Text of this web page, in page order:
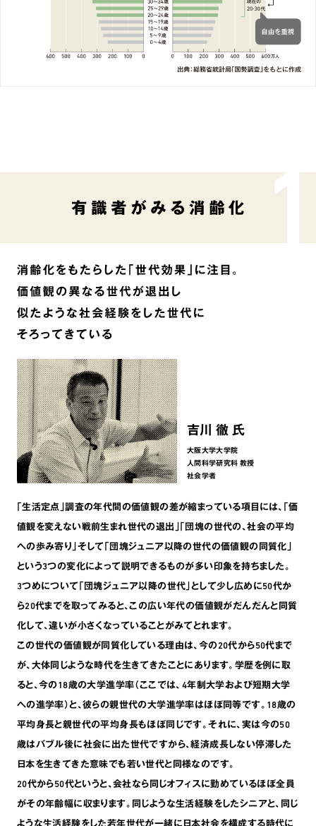
吉川 徹 氏
大阪大学大学院
人間科学研究科 教授
社会学者
｢生活定点｣調査の年代間の価値観の差が縮まっている項目には､｢価
値観を変えない戦前生まれ世代の退出｣｢団塊の世代の､社会の平均
への歩み寄り｣そして｢団塊ジュニア以降の世代の価値観の同質化｣
という3つの変化によって説明できるものが多い印象を持ちました。
3つめについて｢団塊ジュニア以降の世代｣として少し広めに50代か
ら20代までを取ってみると､この広い年代の価値観がだんだんと同質
化して､違いが小さくなっていることがみてとれます。
この世代の価値観が同質化している理由は､今の20代から50代まで
が､大体同じような時代を生きてきたことにあります。学歴を例に取
ると､今の18歳の大学進学率（ここでは、4年制大学および短期大学
への進学率）と､彼らの親世代の大学進学率はほぼ同等です。18歳の
平均身長と親世代の平均身長もほぼ同じです。それに､実は今の50
歳はバブル後に社会に出た世代ですから､経済成長しない停滞した
日本を生きてきた意味でも若い世代と同様なのです。
20代から50代というと､会社なら同じオフィスに勤めているほぼ全員
がその年齢幅に収まります。同じような生活経験をしたシニアと､同じ